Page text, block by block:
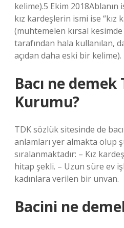
kelime).5 Ekim 2018Ablanın
kız kardeşlerin ismi ise “kız
(muhtemelen kırsal
tarafından hala kullanılan,
açıdan daha eski bir kelime).
Bacı ne
Kurumu?
TDK sözlük sitesinde de
anlamları yer almakta olup
sıralanmaktadır: – Kız
hitap şekli. – Uzun süre ev
kadınlara verilen bir unvan.
Bacini ne